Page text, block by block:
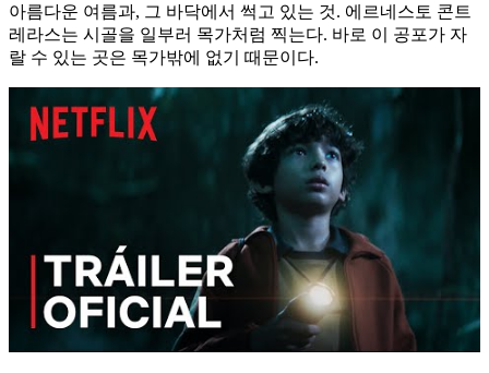
아름다운 여름과, 그 바닥에서 썩고 있는 것. 에르네스토 콘트
레라스는 시골을 일부러 목가처럼 찍는다. 바로 이 공포가 자
랄 수 있는 곳은 목가밖에 없기 때문이다.